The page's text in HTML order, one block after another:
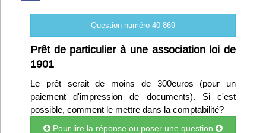
Menu général
ServiceAsso
Partager
VieAsso
Question numéro 40 869
Prêt de particulier à une association loi de
1901
Le prêt serait de moins de 300euros (pour un
paiement d'impression de documents). Si c'est
possible, comment le mettre dans la comptabilité?
Pour lire la réponse ou poser une question